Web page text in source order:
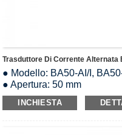
Trasduttore Di Corrente Alternata
● Modello: BA50-AI/I,
● Apertura: 50 mm
● Ingresso: AC0-(60-600)A
● Uscita analogica: CC 0-
INCHIESTA